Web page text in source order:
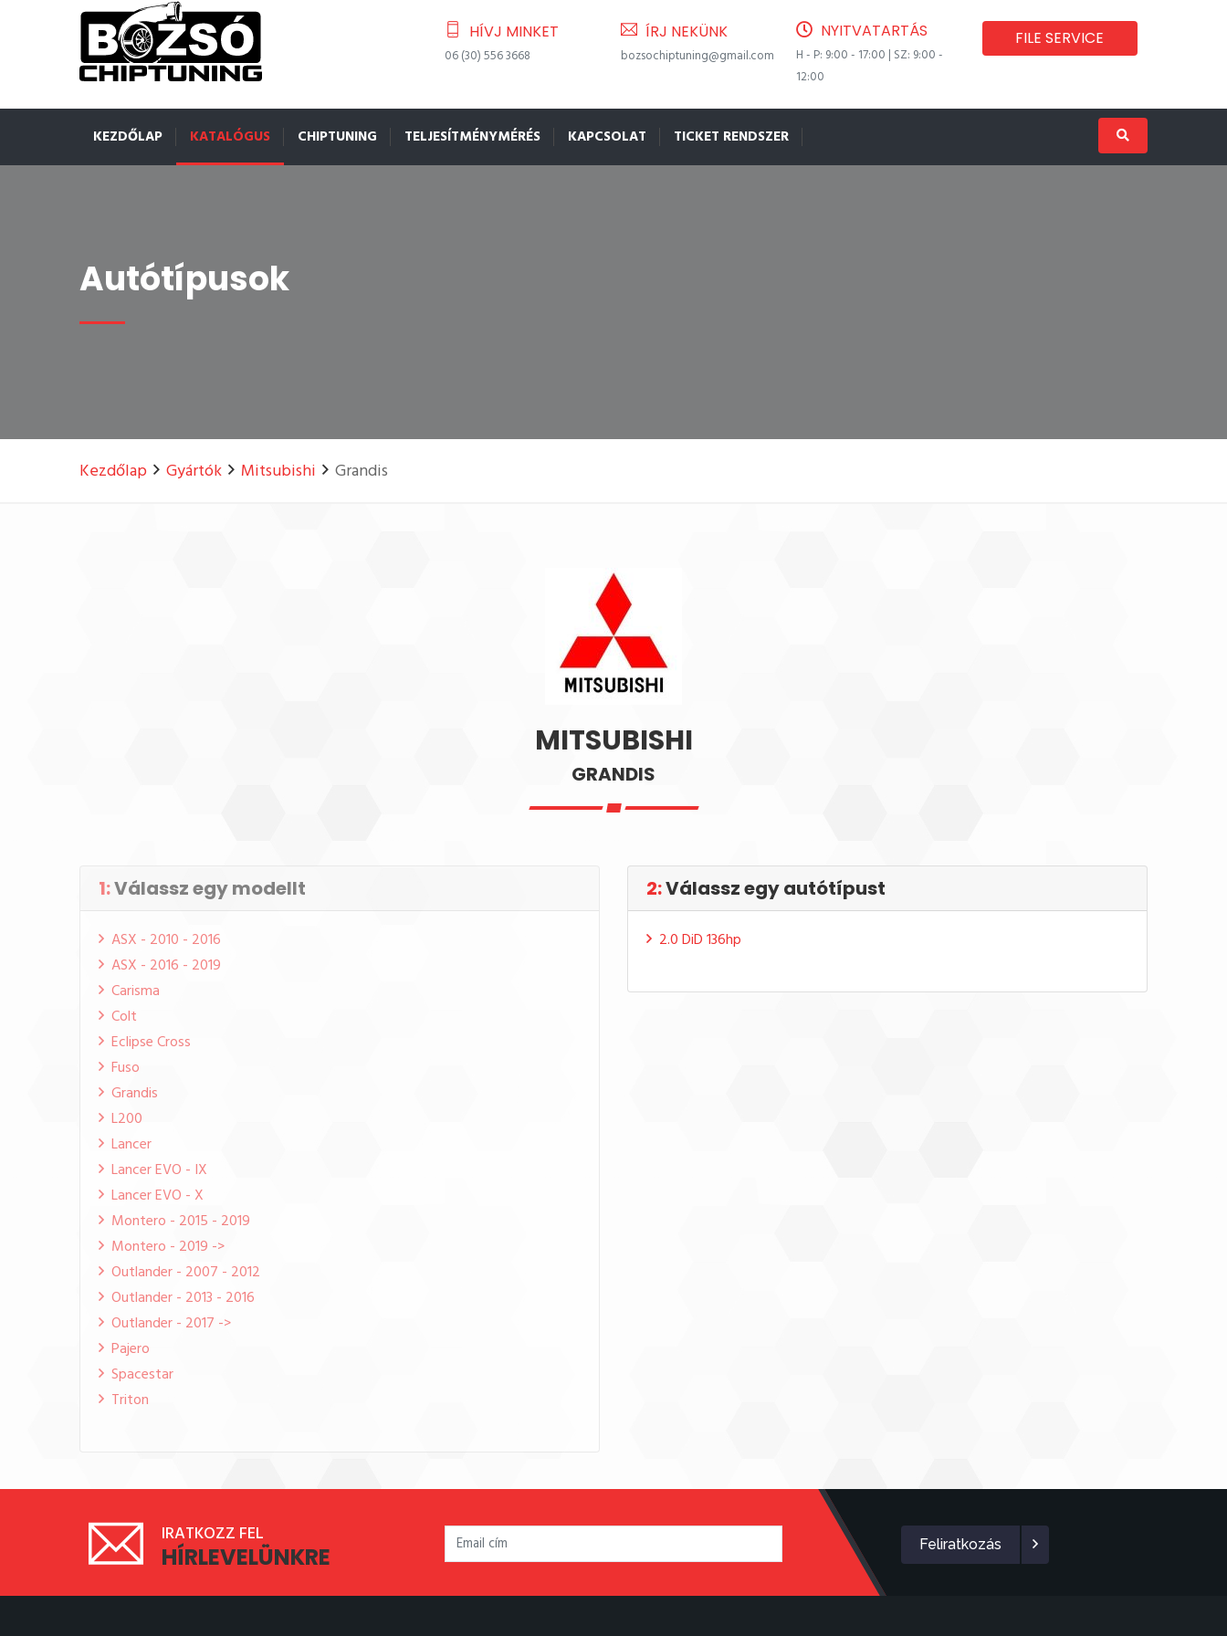
HÍVJ MINKET
06 (30) 556 3668
ÍRJ NEKÜNK
bozsochiptuning@gmail.com
NYITVATARTÁS
H - P: 9:00 - 17:00 | SZ: 9:00 -
12:00
FILE SERVICE
KEZDŐLAP KATALÓGUS CHIPTUNING TELJESÍTMÉNYMÉRÉS KAPCSOLAT TICKET RENDSZER
Autótípusok
Kezdőlap Gyártók Mitsubishi Grandis
MITSUBISHI
GRANDIS
1:Válassz egy modellt
ASX - 2010 - 2016
ASX - 2016 - 2019
Carisma
Colt
Eclipse Cross
Fuso
Grandis
L200
Lancer
Lancer EVO - IX
Lancer EVO - X
Montero - 2015 - 2019
Montero - 2019 ->
Outlander - 2007 - 2012
Outlander - 2013 - 2016
Outlander - 2017 ->
Pajero
Spacestar
Triton
2:Válassz egy autótípust
2.0 DiD 136hp
IRATKOZZ FEL
HÍRLEVELÜNKRE Feliratkozás